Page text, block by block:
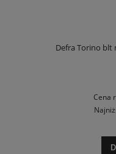
Defra Torino
Cena